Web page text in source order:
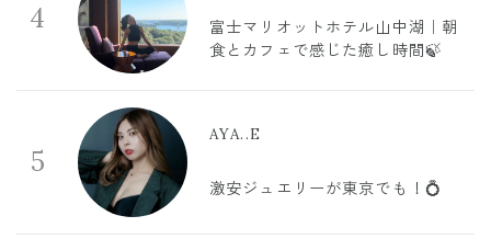
4
富士マリオットホテル山中湖｜朝
食とカフェで感じた癒し時間🍃
5
AYA..E
激安ジュエリーが東京でも！💍